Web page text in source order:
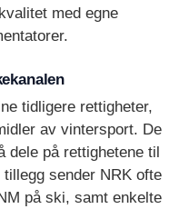
med egne
tidligere rettigheter,
av vintersport. De
dele på rettighetene til
sender NRK ofte
på ski, samt enkelte